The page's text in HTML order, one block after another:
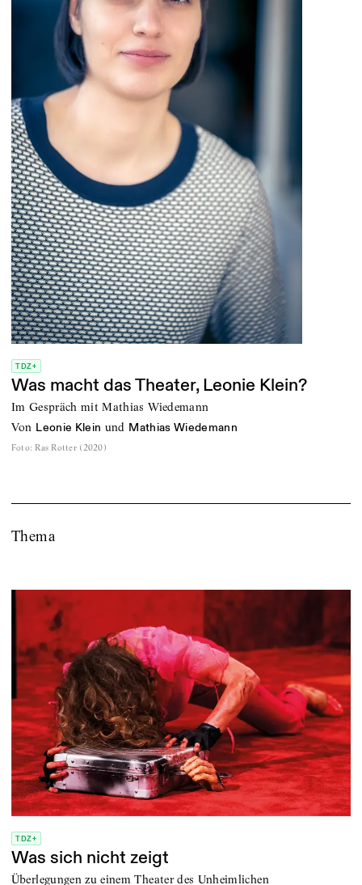
TDZ+
Was macht das Theater, Leonie Klein?
Im Gespräch mit Mathias Wiedemann
von Leonie Klein und Mathias Wiedemann
Foto: Ras Rotter (2020)
Thema
TDZ+
Was sich nicht zeigt
Überlegungen zu einem Theater des Unheimlichen